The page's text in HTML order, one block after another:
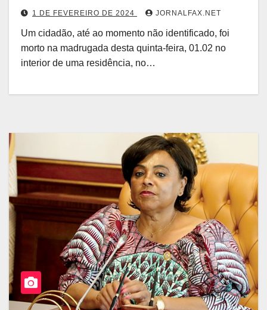
1 DE FEVEREIRO DE 2024 JORNALFAX.NET
Um cidadão, até ao momento não identificado, foi
morto na madrugada desta quinta-feira, 01.02 no
interior de uma residência, no…